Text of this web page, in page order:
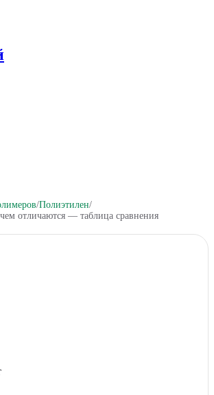
/Полиэтилен/
отличаются — таблица сравнения